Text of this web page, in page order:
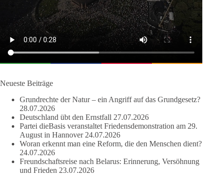
nach Friedenspolitik klingt, wird niemals Sicherheit schaffen,
ob nun in Deutschland oder weltweit.
Quelle: https://www.tagesschau.de/ausland/asien/nato-
erklaerung-ankara-100.html
664 137 66 Auf Facebook ansehen
DieBasis
3 Tage(n) zuvor
Grundrechte der Natur – ein Angriff auf das Grundgesetz?
Neueste Beiträge
Grundrechte der Natur – ein Angriff auf das Grundgesetz?
28.07.2026
Deutschland übt den Ernstfall 27.07.2026
Partei dieBasis veranstaltet Friedensdemonstration am 29.
August in Hannover 24.07.2026
Woran erkennt man eine Reform, die den Menschen dient?
24.07.2026
Freundschaftsreise nach Belarus: Erinnerung, Versöhnung
und Frieden 23.07.2026